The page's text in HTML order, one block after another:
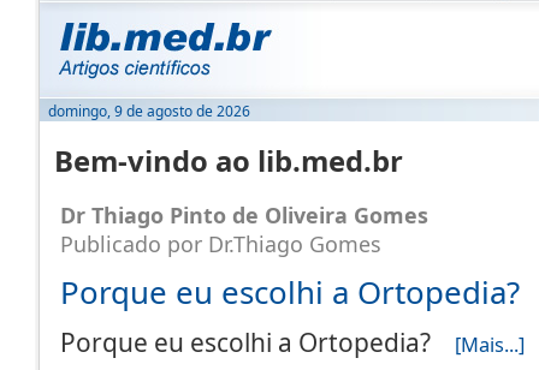
domingo, 9 de agosto de 2026
Bem-vindo ao lib.med.br
Dr Thiago Pinto de Oliveira Gomes
Publicado por Dr.Thiago Gomes
Porque eu escolhi a Ortopedia?
Porque eu escolhi a Ortopedia? [Mais...]